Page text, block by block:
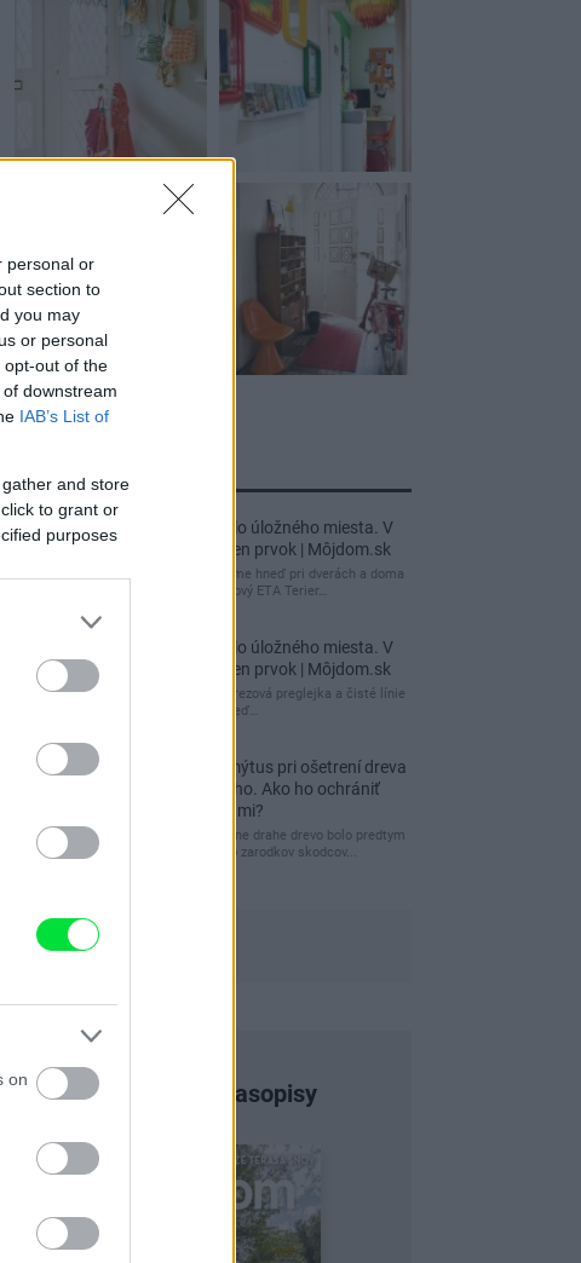
personal or
section to
you may
or personal
opt-out of the
downstream
IAB’s List of
and store
to grant or
purposes
on
Re: Takto sa rieši málo úložného miesta. V
tomto byte stačil jeden prvok | Môjdom.sk
My napríklad labky utierame hneď pri dverách a doma
pred dvere používame tyčový ETA Terier…
Re: Takto sa rieši málo úložného miesta. V
tomto byte stačil jeden prvok | Môjdom.sk
Dizajn je to nádherný, tá brezová preglejka a čisté línie
vyzerajú super. Ale vždy, keď…
Re: Toto je najväčší mýtus pri ošetrení dreva
a môže vás vyjsť draho. Ako ho ochrániť
pred hnitím a škodcami?
clovek by cakal ze vysusene drahe drevo bolo predtym
naparovane aby sa zbavilo zarodkov skodcov...
Najnovšie časopisy